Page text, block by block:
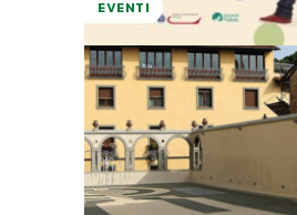
EVENTI